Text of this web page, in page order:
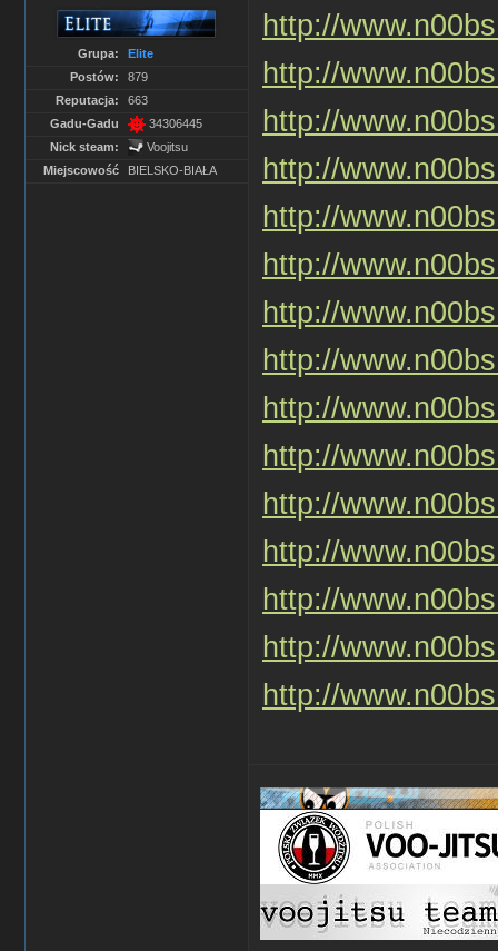
Grupa:
Elite
Postów:
879
Reputacja:
663
Gadu-Gadu
34306445
Nick steam:
Voojitsu
Miejscowość
BIELSKO-BIAŁA
http://
http://
http://
http://
http://
http://
http://
http://
http://
http://
http://
http://
http://
http://
http://